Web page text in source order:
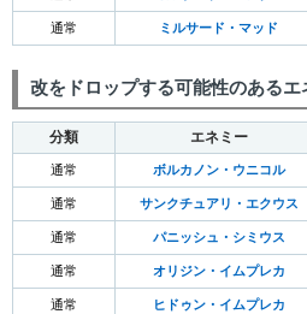
通常 ミルサード・マッド
改をドロップする可能性のあるエ
分類 エネミー
通常 ボルカノン・ウニコル
通常 サンクチュアリ・エクウス
通常 パニッシュ・シミウス
通常 オリジン・イムプレカ
通常 ヒドゥン・イムプレカ